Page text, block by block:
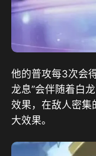
他的普攻每3次会
龙息”会伴随着白
效果，在敌人密集
大效果。